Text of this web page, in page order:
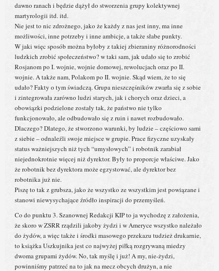
dawno ranach i będzie dążył do stworzenia grupy kolektywnej
martyrologii itd. itd.
Nie jest to nic zdrożnego, jako że każdy z nas jest inny, ma inne
możliwości, inne potrzeby i inne ambicje, a także słabe punkty.
W jaki więc sposób można byłoby z takiej zbieraniny różnorodności
ludzkich zrobić społeczeństwo? w taki sam, jak udało się to zrobić
Rosjanom po I. wojnie, wojnie domowej, rewolucjach oraz po II.
wojnie. A także nam, Polakom po II. wojnie. Skąd wiem, że to się
udało? Fakty o tym świadczą. Grupa nieszczęśników zwarła się z sobie
i zintegrowała zarówno ludzi starych, jak i chorych oraz dzieci, a
obowiązki podzielone zostały tak, że państwo nie tylko
funkcjonowało, ale odbudowało się z ruin i nawet rozbudowało.
Dlaczego? Dlatego, że stworzono warunki, by ludzie – częściowo sami
z siebie – odnaleźli swoje miejsce w grupie. Prace fizyczne uzyskały
status ważniejszych niż tych “umysłowych” i robotnik zarabiał
niejednokrotnie więcej niż dyrektor. Były to proporcje właściwe. Jako
że robotnik bez dyrektora może egzystować, ale dyrektor bez
robotnika już nie.
Piszę to tak z grubsza, jako że wszystko ze wszystkim jest powiązane i
stanowi niewysychające źródło inspiracji do przemyśleń.
Co do punktu 3. Szanownej Redakcji KIP to ja wychodzę z założenia,
że skoro w ZSRR rządzili jakoby żydzi i w Ameryce wszystko należało
do żydów, a więc także i środki masowego przekazu tudzież drukarnie,
to książka Uszkujnika jest co najwyżej piłką rozgrywaną miedzy
dwoma grupami żydów. No, tak myślę i już! A my, nie-żydzi,
powinniśmy patrzeć na to jak na mecz obcych drużyn, a nie